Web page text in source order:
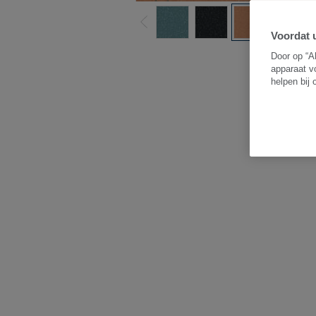
Voordat
Door op
apparaat
helpen bij